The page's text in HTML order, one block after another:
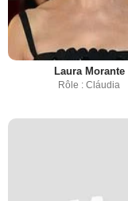
Laura Morante
Rôle : Cláudia